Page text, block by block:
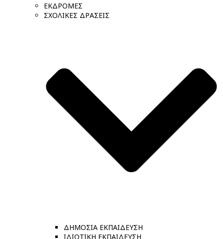
ΕΚΔΡΟΜΕΣ
ΣΧΟΛΙΚΕΣ ΔΡΑΣΕΙΣ
ΔΗΜΟΣΙΑ ΕΚΠΑΙΔΕΥΣΗ
ΙΔΙΩΤΙΚΗ ΕΚΠΑΙΔΕΥΣΗ